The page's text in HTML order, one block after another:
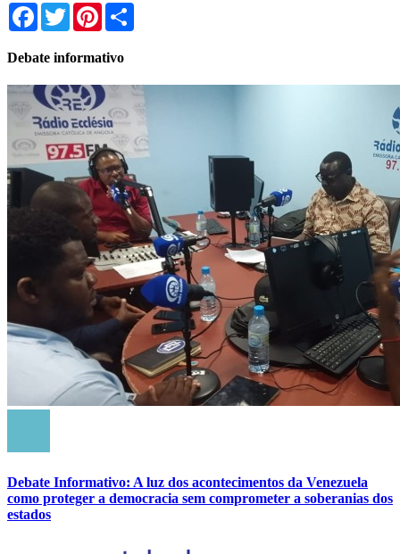
Facebook
TwitterPinterest
Debate informativo
Debate Informativo: A luz dos acontecimentos da Venezuela
como proteger a democracia sem comprometer a soberanias dos
estados